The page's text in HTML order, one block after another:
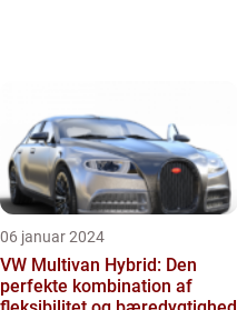
06 januar 2024
VW Multivan Hybrid: Den
perfekte kombination af